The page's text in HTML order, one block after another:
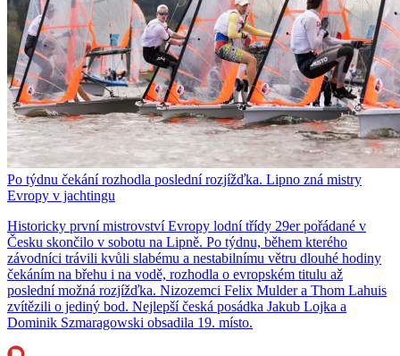
Po týdnu čekání rozhodla poslední rozjížďka. Lipno zná mistry
Evropy v jachtingu
Historicky první mistrovství Evropy lodní třídy 29er pořádané v
Česku skončilo v sobotu na Lipně. Po týdnu, během kterého
závodníci trávili kvůli slabému a nestabilnímu větru dlouhé hodiny
čekáním na břehu i na vodě, rozhodla o evropském titulu až
poslední možná rozjížďka. Nizozemci Felix Mulder a Thom Lahuis
zvítězili o jediný bod. Nejlepší česká posádka Jakub Lojka a
Dominik Szmaragowski obsadila 19. místo.